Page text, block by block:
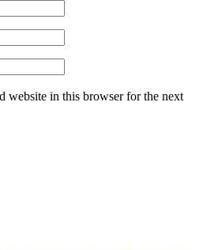
website in this browser for the next